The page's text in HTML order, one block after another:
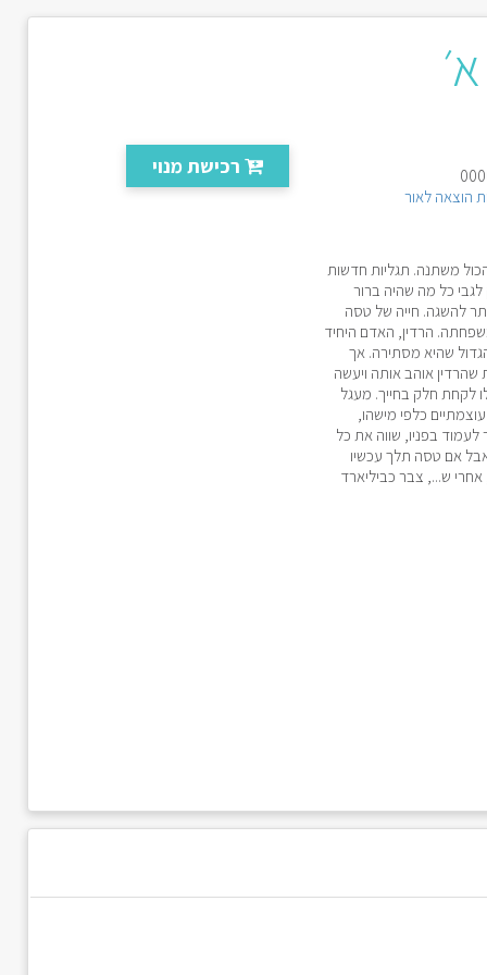
רכישת מנוי
הוצאה לאור
משתנה. תגליות חדשות
כל מה שהיה ברור
להשגה. חייה של טסה
הרדין, האדם היחיד
שהיא מסתירה. אך
אוהב אותה ויעשה
לקחת חלק בחייך. מעגל
כלפי מישהו,
בפניו, שווה את כל
אם טסה תלך עכשיו
ש..., צבר כביליארד